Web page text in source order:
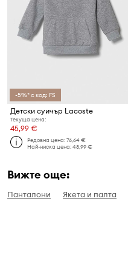
-5%* с код: FS
Детски суичър Lacoste
Текуща цена:
45,99 €
Редовна цена:76,64 €
Най-ниска цена:48,99 €
Вижте още:
Панталони Якета и палта